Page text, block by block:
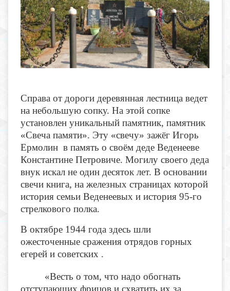
Справа от дороги деревянная лестница ведет
на небольшую сопку. На этой сопке
установлен уникальный памятник, памятник
«Свеча памяти». Эту «свечу» зажёг Игорь
Ермолин в память о своём деде Веденееве
Константине Петровиче. Могилу своего деда
внук искал не один десяток лет. В основании
свечи книга, на железных страницах которой
история семьи Веденеевых и история 95-го
стрелкового полка.
В октябре 1944 года здесь шли
ожесточенные сражения отрядов горных
егерей и советских .
«Весть о том, что надо обогнать
отступающих фрицов и схватить их за